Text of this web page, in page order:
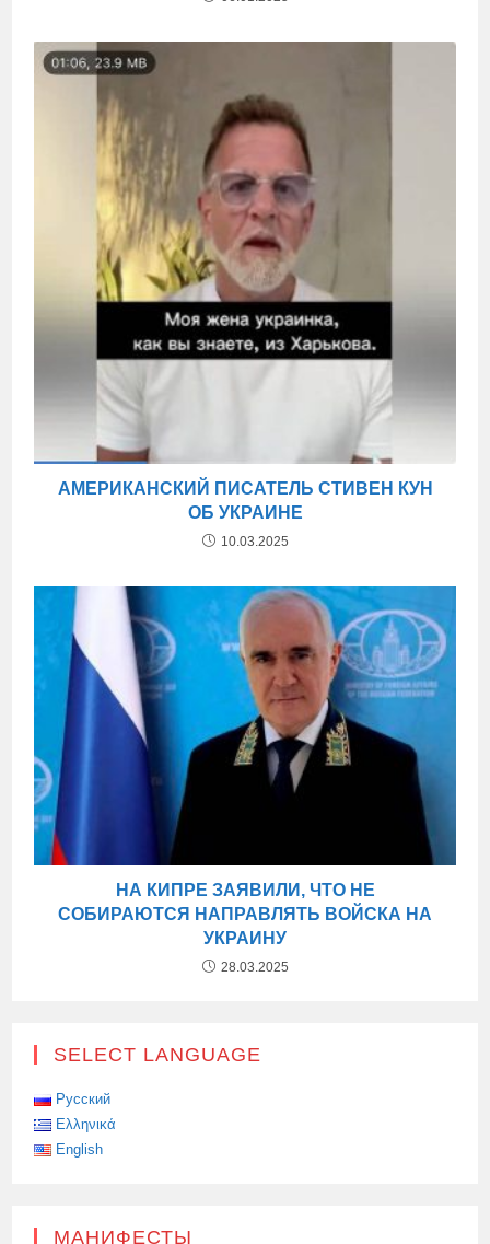
АМЕРИКАНСКИЙ ПИСАТЕЛЬ СТИВЕН КУН
ОБ УКРАИНЕ
10.03.2025
НА КИПРЕ ЗАЯВИЛИ, ЧТО НЕ
СОБИРАЮТСЯ НАПРАВЛЯТЬ ВОЙСКА НА
УКРАИНУ
28.03.2025
SELECT LANGUAGE
Русский
Ελληνικά
English
МАНИФЕСТЫ